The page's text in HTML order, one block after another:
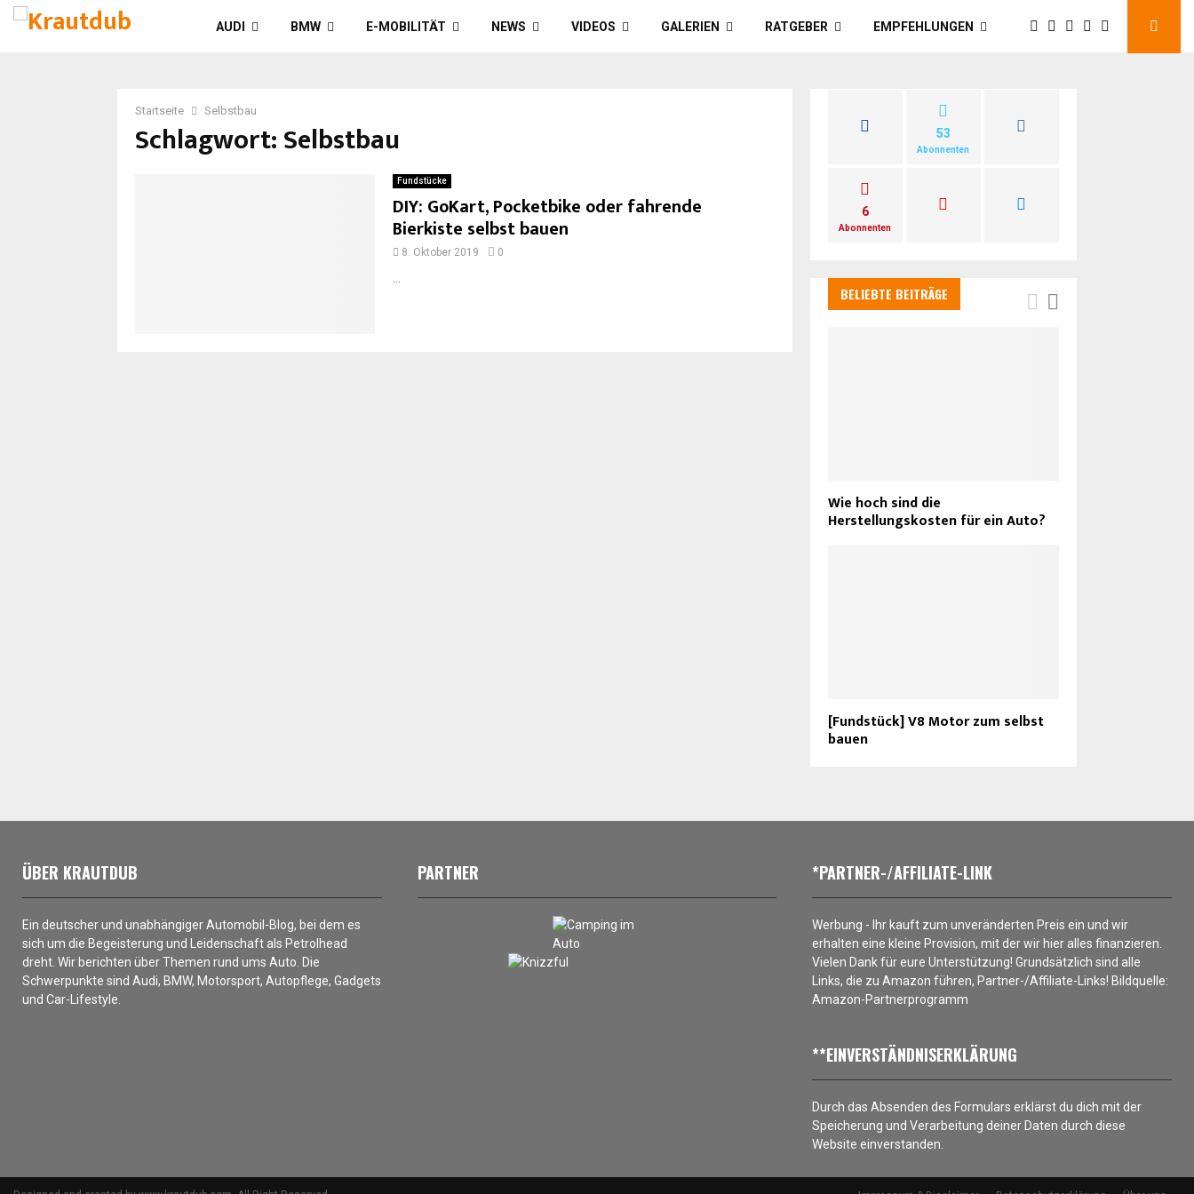
AUDI BMW E-MOBILITÄT NEWS VIDEOS GALERIEN RATGEBER EMPFEHLUNGEN
Startseite Selbstbau
Schlagwort: Selbstbau
Fundstücke
DIY: GoKart, Pocketbike oder fahrende
Bierkiste selbst bauen
8. Oktober 2019 0
53
Abonnenten
6
Abonnenten
BELIEBTE BEITRÄGE
Wie hoch sind die
Herstellungskosten für ein Auto?
[Fundstück] V8 Motor zum selbst
bauen
ÜBER KRAUTDUB
Ein deutscher und unabhängiger Automobil-Blog, bei dem es
sich um die Begeisterung und Leidenschaft als Petrolhead
dreht. Wir berichten über Themen rund ums Auto. Die
Schwerpunkte sind Audi, BMW, Motorsport, Autopflege, Gadgets
und Car-Lifestyle.
PARTNER *PARTNER-/AFFILIATE-LINK
Werbung - Ihr kauft zum unveränderten Preis ein und wir
erhalten eine kleine Provision, mit der wir hier alles finanzieren.
Vielen Dank für eure Unterstützung! Grundsätzlich sind alle
Links, die zu Amazon führen, Partner-/Affiliate-Links! Bildquelle:
Amazon-Partnerprogramm
**EINVERSTÄNDNISERKLÄRUNG
Durch das Absenden des Formulars erklärst du dich mit der
Speicherung und Verarbeitung deiner Daten durch diese
Website einverstanden.